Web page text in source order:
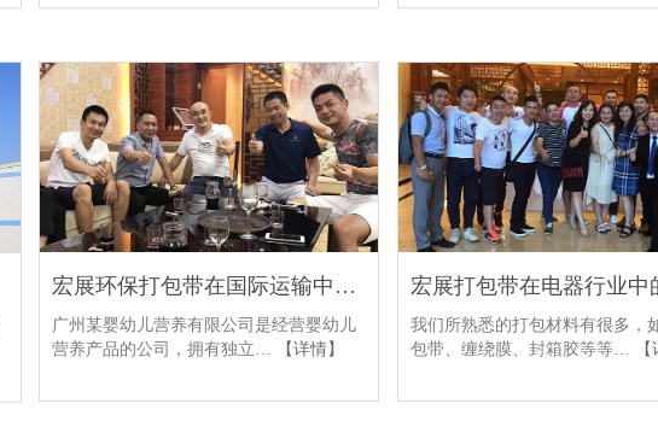
宏展环保打包带在国际运输中的解决方案
广州某婴幼儿营养有限公司是经营婴幼儿
营养产品的公司，拥有独立…
【详情】
我们所熟悉的打包材料有很多，
包带、缠绕膜、封箱胶等等…